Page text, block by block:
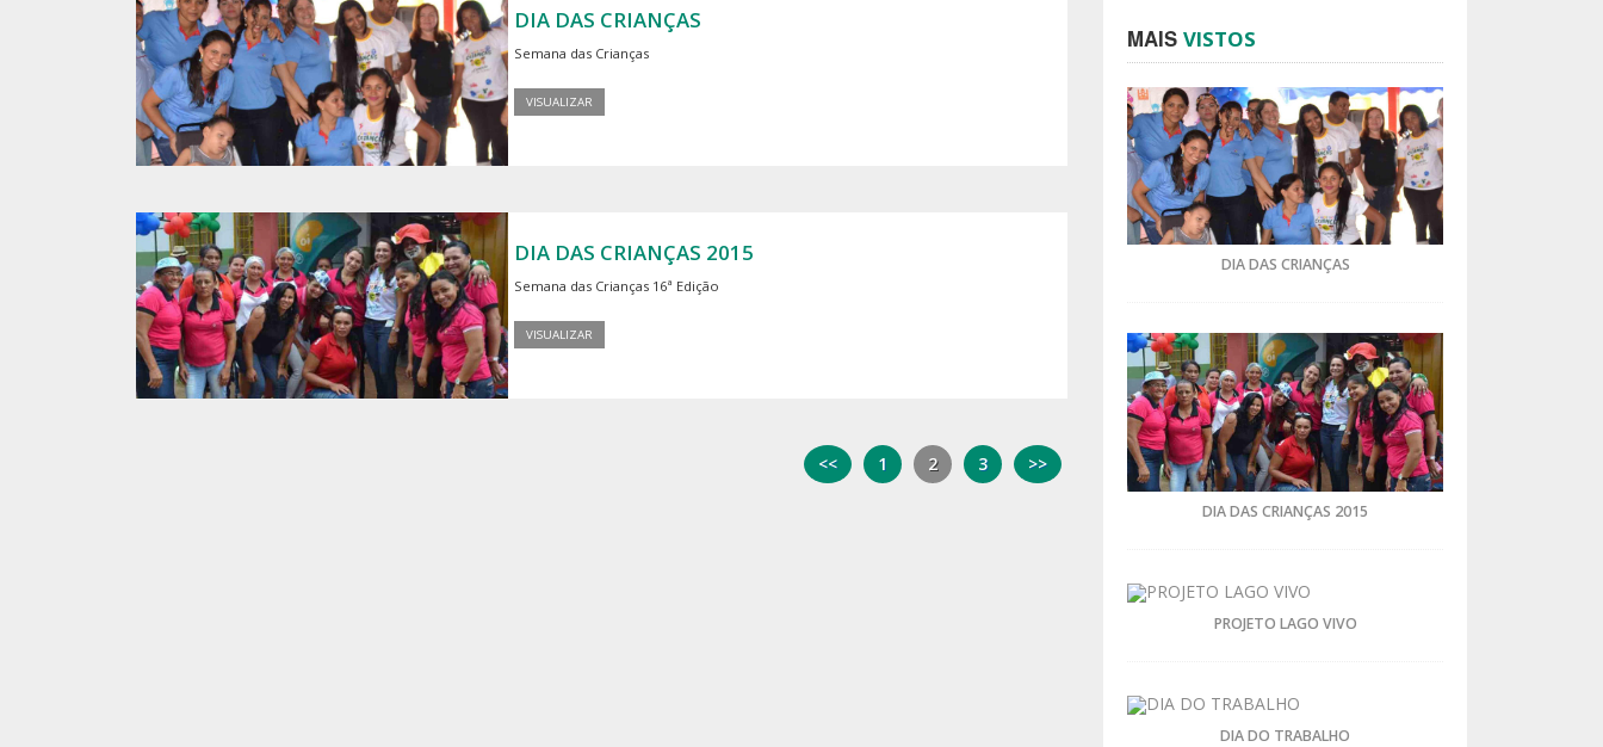
MAISVISTOS
DIA DAS CRIANÇAS
DIA DAS CRIANÇAS 2015
PROJETO LAGO VIVO
DIA DO TRABALHO
DIA DAS CRIANÇAS
Semana das Crianças
VISUALIZAR
DIA DAS CRIANÇAS 2015
Semana das Crianças 16ª Edição
VISUALIZAR
<< 1 2 3 >>